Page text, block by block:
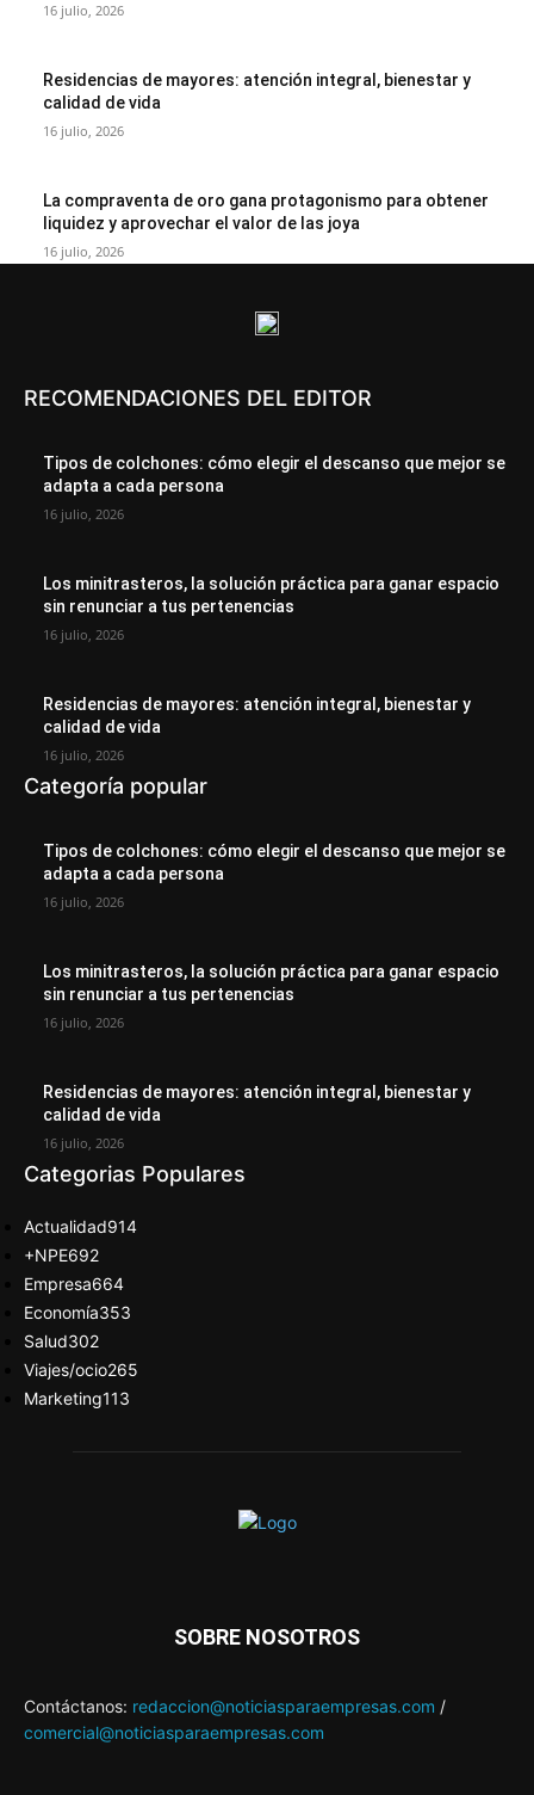
16 julio, 2026
Residencias de mayores: atención integral, bienestar y
calidad de vida
16 julio, 2026
La compraventa de oro gana protagonismo para obtener
liquidez y aprovechar el valor de las joya
16 julio, 2026
RECOMENDACIONES DEL EDITOR
Tipos de colchones: cómo elegir el descanso que mejor se
adapta a cada persona
16 julio, 2026
Los minitrasteros, la solución práctica para ganar espacio
sin renunciar a tus pertenencias
16 julio, 2026
Residencias de mayores: atención integral, bienestar y
calidad de vida
16 julio, 2026
Categoría popular
Tipos de colchones: cómo elegir el descanso que mejor se
adapta a cada persona
16 julio, 2026
Los minitrasteros, la solución práctica para ganar espacio
sin renunciar a tus pertenencias
16 julio, 2026
Residencias de mayores: atención integral, bienestar y
calidad de vida
16 julio, 2026
Categorias Populares
Actualidad914
+NPE692
Empresa664
Economía353
Salud302
Viajes/ocio265
Marketing113
SOBRE NOSOTROS
Contáctanos: redaccion@noticiasparaempresas.com /
comercial@noticiasparaempresas.com